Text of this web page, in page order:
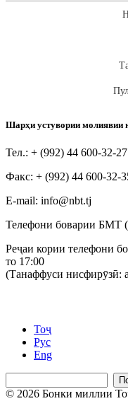
Шарҳи устувории молиявии
Тел.: + (992) 44 600-32-27
Факс: + (992) 44 600-32-
Е-mail: info@nbt.tj
Телефони боварии БМТ
Реҷаи кории телефони
то 17:00
(Танаффуси нисфирӯзӣ:
Тоҷ
Рус
Eng
© 2026 Бонки миллии